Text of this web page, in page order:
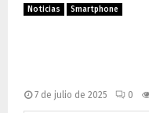
Noticias Smartphone
7 de julio de 2025 0